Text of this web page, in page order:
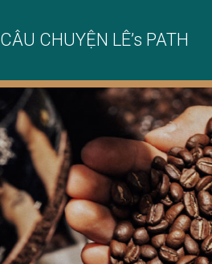
CÂU CHUYỆN LÊ’s PATH